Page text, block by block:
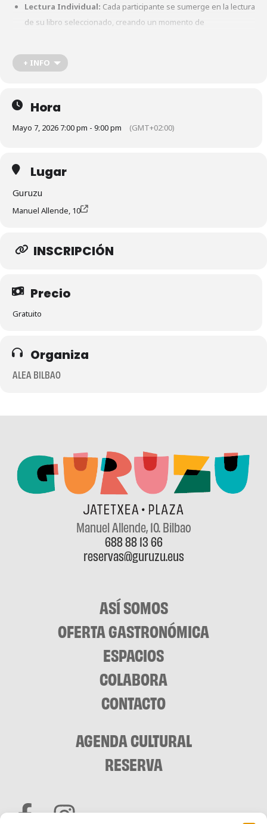
Lectura Individual: Cada participante se sumerge en la lectura
de su libro seleccionado, creando un momento de
Intercambio y Conversación:
compartir impresiones, sensaciones y reflexiones sobre lo
comunidad.
+ INFO
Hora
Mayo 7, 2026 7:00 pm - 9:00 pm (GMT+02:00)
Lugar
Guruzu
Manuel Allende, 10
INSCRIPCIÓN
Precio
Gratuito
Organiza
ALEA BILBAO
Manuel Allende, 10. Bilbao
688 88 13 66
reservas@guruzu.eus
ASÍ SOMOS
OFERTA GASTRONÓMICA
ESPACIOS
COLABORA
CONTACTO
AGENDA CULTURAL
RESERVA